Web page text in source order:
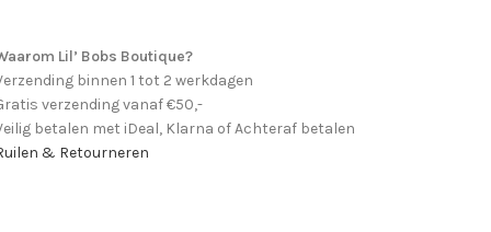
Lil’ Bobs Boutique?
binnen 1 tot 2 werkdagen
verzending vanaf €50,-
betalen met iDeal, Klarna of Achteraf betalen
& Retourneren